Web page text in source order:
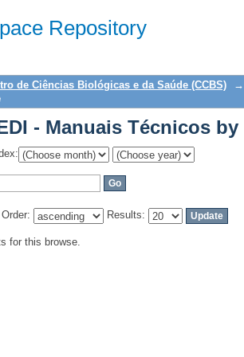
Repository
- Manuais Técnicos
de Ciências Biológicas e da Saúde (CCBS)
→
- Manuais Técnicos by
Order: Results:
for this browse.